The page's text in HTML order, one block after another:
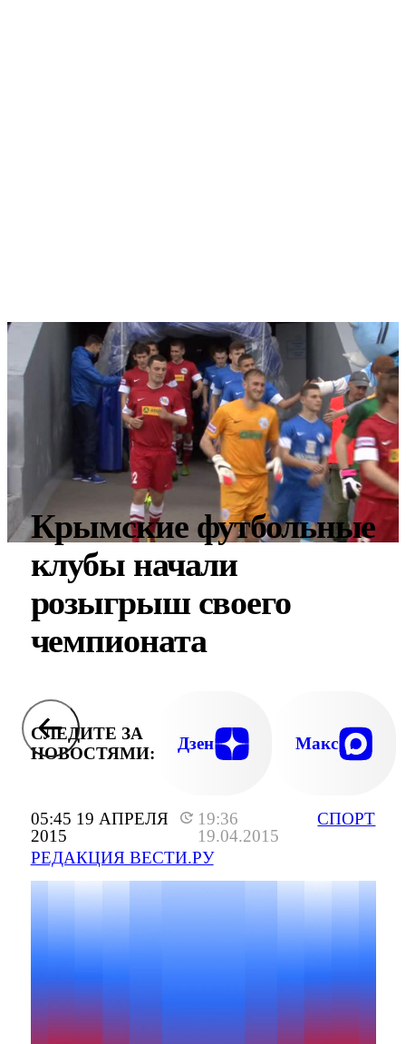
05:45 19 АПРЕЛЯ
2015
19:36
19.04.2015
РЕДАКЦИЯ ВЕСТИ.РУ
СПОРТ
Крымские футбольные
клубы начали
розыгрыш своего
чемпионата
СЛЕДИТЕ ЗА
НОВОСТЯМИ:
Дзен Макс